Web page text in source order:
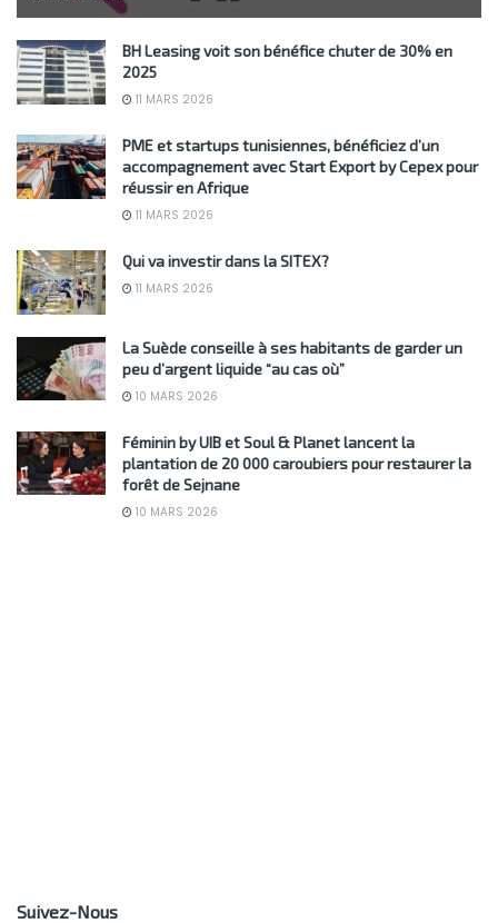
BH Leasing voit son bénéfice chuter de 30% en
2025
11 MARS 2026
PME et startups tunisiennes, bénéficiez d’un
accompagnement avec Start Export by Cepex pour
réussir en Afrique
11 MARS 2026
Qui va investir dans la SITEX?
11 MARS 2026
La Suède conseille à ses habitants de garder un
peu d’argent liquide “au cas où”
10 MARS 2026
Féminin by UIB et Soul & Planet lancent la
plantation de 20 000 caroubiers pour restaurer la
forêt de Sejnane
10 MARS 2026
Suivez-Nous